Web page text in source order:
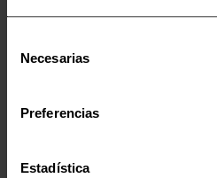
Necesarias
Preferencias
Estadística
Herramienta específica
SID807. El microcontrolador